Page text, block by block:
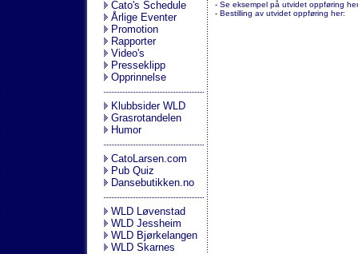
Cato's Schedule
Årlige Eventer
Promotion
Rapporter
Video's
Presseklipp
Opprinnelse
Klubbsider WLD
Grasrotandelen
Humor
CatoLarsen.com
Pub Quiz
Dansebutikken.no
WLD Løvenstad
WLD Jessheim
WLD Bjørkelangen
WLD Skarnes
- Se eksempel på utvidet oppføring
- Bestilling av utvidet oppføring her: